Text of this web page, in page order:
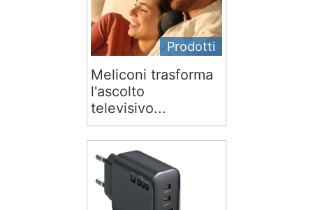
Prodotti
Meliconi trasforma
l'ascolto
televisivo...